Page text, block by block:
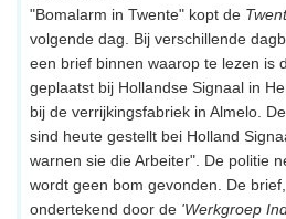
"Bomalarm in Twente" kopt de
volgende dag. Bij verschillende
een brief binnen waarop te lezen is
geplaatst bij Hollandse Signaal in
bij de verrijkingsfabriek in Almelo.
sind heute gestellt bei Holland
warnen sie die Arbeiter". De politie
wordt geen bom gevonden. De
ondertekend door de 'Werkgroep